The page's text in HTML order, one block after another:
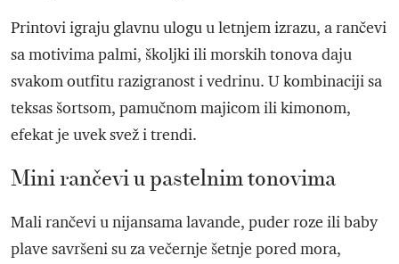
Printovi igraju glavnu ulogu u letnjem izrazu, a rančevi
sa motivima palmi, školjki ili morskih tonova daju
svakom outfitu razigranost i vedrinu. U kombinaciji sa
teksas šortsom, pamučnom majicom ili kimonom,
efekat je uvek svež i trendi.
Mini rančevi u pastelnim tonovima
Mali rančevi u nijansama lavande, puder roze ili baby
plave savršeni su za večernje šetnje pored mora,